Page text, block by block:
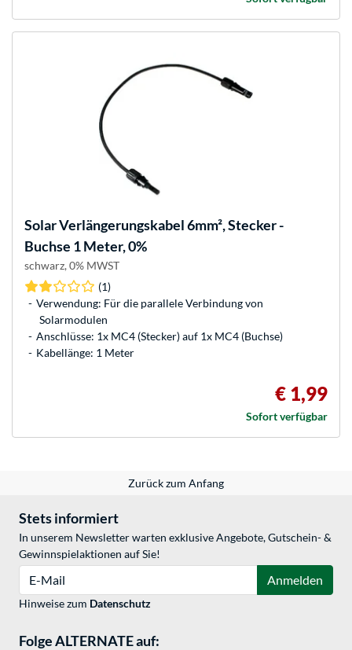
Solar Verlängerungskabel 6mm², Stecker -
Buchse 1 Meter, 0%
schwarz, 0% MWST
(1)
Verwendung: Für die parallele Verbindung von
Solarmodulen
Anschlüsse: 1x MC4 (Stecker) auf 1x MC4 (Buchse)
Kabellänge: 1 Meter
€ 1,99
Sofort verfügbar
Zurück zum Anfang
Stets informiert
In unserem Newsletter warten exklusive Angebote, Gutschein- &
Gewinnspielaktionen auf Sie!
Anmelden
Hinweise zum Datenschutz
Folge ALTERNATE auf: